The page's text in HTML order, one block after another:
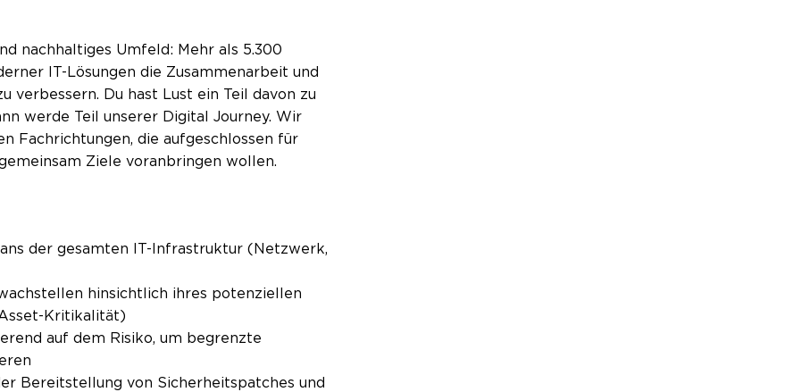
nachhaltiges Umfeld: Mehr als 5.300
IT-Lösungen die Zusammenarbeit und
verbessern. Du hast Lust ein Teil davon zu
werde Teil unserer Digital Journey. Wir
Fachrichtungen, die aufgeschlossen für
Ziele voranbringen wollen.
der gesamten IT-Infrastruktur (Netzwerk,
hinsichtlich ihres potenziellen
Kritikalität)
auf dem Risiko, um begrenzte
Bereitstellung von Sicherheitspatches und